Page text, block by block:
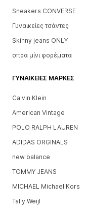
Sneakers CONVERSE
Γυναικείες τσάντες
Skinny jeans ONLY
σπρα μίνι φορέματα
ΓΥΝΑΙΚΕΊΕΣ ΜΆΡΚΕΣ
Calvin Klein
American Vintage
POLO RALPH LAUREN
ADIDAS ORGINALS
new balance
TOMMY JEANS
MICHAEL Michael Kors
Tally Weijl